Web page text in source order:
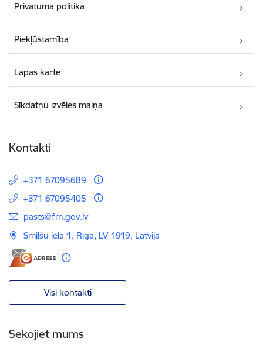
Privātuma politika
Piekļūstamība
Lapas karte
Sīkdatņu izvēles maiņa
Kontakti
+371 67095689
+371 67095405
E-pasts:
pasts@fm.gov.lv
Smilšu iela 1, Rīga, LV-1919, Latvija
Visi kontakti
Sekojiet mums